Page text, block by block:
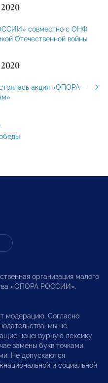
совместно с ОНФ
Отечественной войны
акция «ОПОРА –
организация малого
«ОПОРА РОССИИ».
модерацию. Согласно
мы не
нецензурную лексику
замены букв точками,
Не допускаются
и социальной